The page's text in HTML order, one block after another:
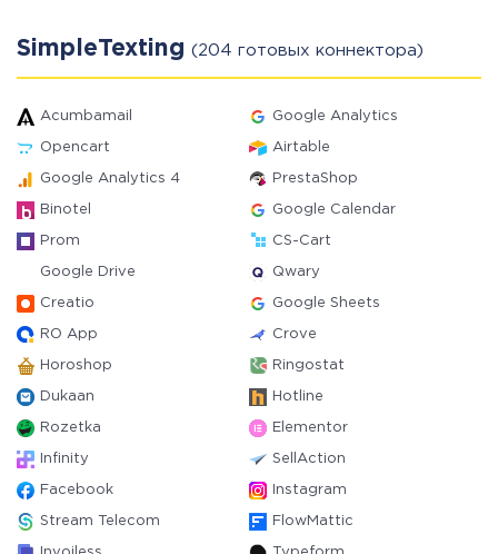
SimpleTexting (204 готовых коннектора)
Acumbamail Google Analytics
Opencart Airtable
Google Analytics 4 PrestaShop
Binotel Google Calendar
Prom CS-Cart
Google Drive Qwary
Creatio Google Sheets
RO App Crove
Horoshop Ringostat
Dukaan Hotline
Rozetka Elementor
Infinity SellAction
Facebook Instagram
Stream Telecom FlowMattic